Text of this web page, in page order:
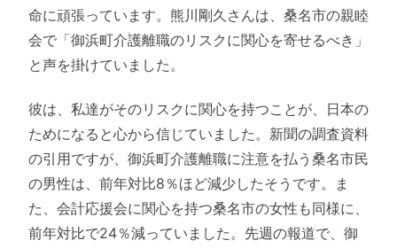
命に頑張っています。熊川剛久さんは、桑名市の親睦
会で「御浜町介護離職のリスクに関心を寄せるべき」
と声を掛けていました。
彼は、私達がそのリスクに関心を持つことが、日本の
ためになると心から信じていました。新聞の調査資料
の引用ですが、御浜町介護離職に注意を払う桑名市民
の男性は、前年対比8％ほど減少したそうです。ま
た、会計応援会に関心を持つ桑名市の女性も同様に、
前年対比で24％減っていました。先週の報道で、御